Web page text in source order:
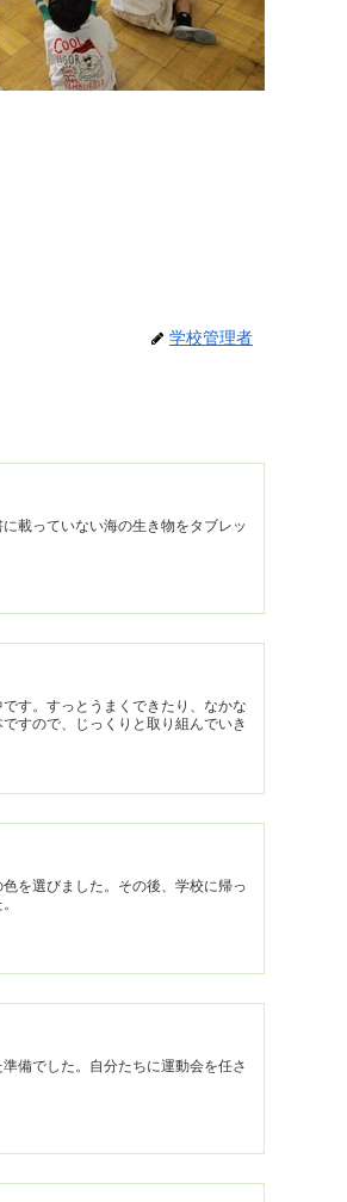
学校管理者
載っていない海の生き物をタブレッ
す。すっとうまくできたり、なかな
すので、じっくりと取り組んでいき
を選びました。その後、学校に帰っ
備でした。自分たちに運動会を任さ